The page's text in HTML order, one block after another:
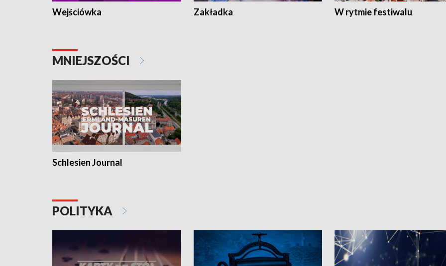
Wejściówka Zakładka W rytmie festiwalu
MNIEJSZOŚCI
Schlesien Journal
POLITYKA